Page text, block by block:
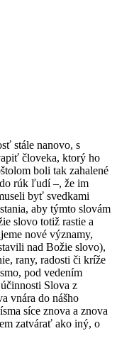
stále nanovo, s
človeka, ktorý ho
boli tak zahalené
rúk ľudí –, že im
byť svedkami
aby týmto slovám
slovo totiž rastie a
nové významy,
nad Božie slovo),
rany, radosti či kríže
pod vedením
Slova z
vnára do nášho
síce znova a znova
zatvárať ako iný, o